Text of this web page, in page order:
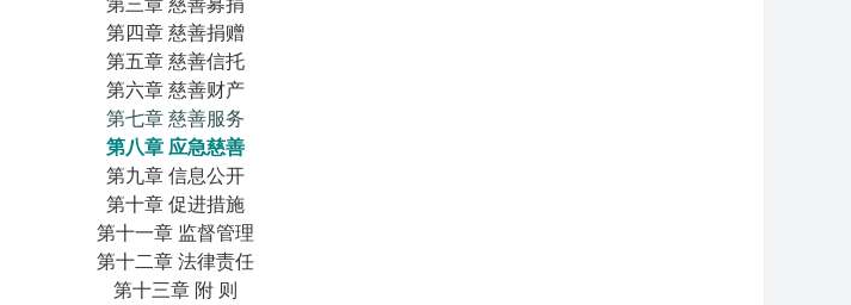
第三章 慈善募捐
第四章 慈善捐赠
第五章 慈善信托
第六章 慈善财产
第七章 慈善服务
第八章 应急慈善
第九章 信息公开
第十章 促进措施
第十一章 监督管理
第十二章 法律责任
第十三章 附 则